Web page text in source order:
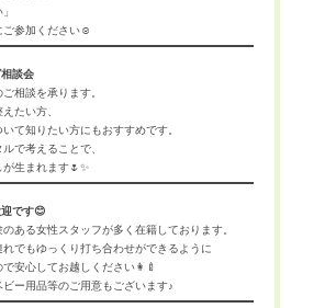
ご参加ください☺️
談会
相談を承ります。
たい方、
て知りたい方にもおすすめです。
で考えることで、
生まれます🌷✨
です😊
ある女性スタッフが多く在籍しております。
でもゆっくり打ち合わせができるように
安心してお越しください👩‍🍼
ー用品等のご用意もございます♪